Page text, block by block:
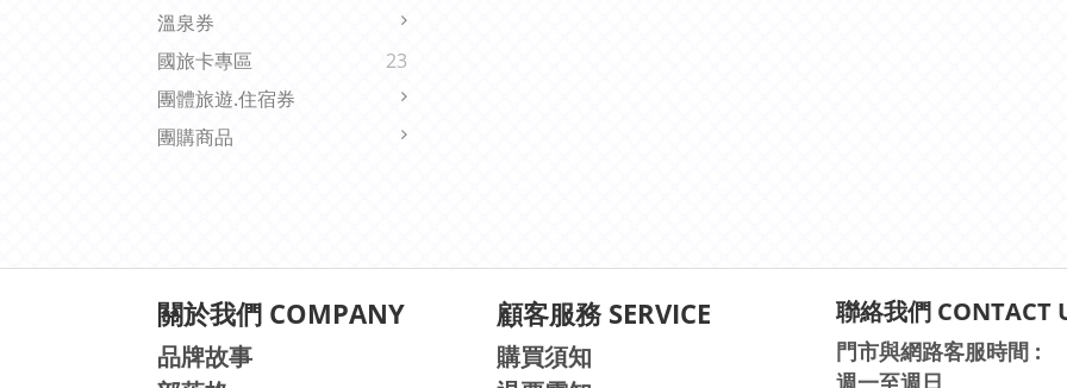
溫泉券
國旅卡專區
23
團體旅遊.住宿券
團購商品
關於我們 COMPANY
品牌故事
顧客服務 SERVICE
購買須知
聯絡我們 CONTACT
門市與網路客服時間 :